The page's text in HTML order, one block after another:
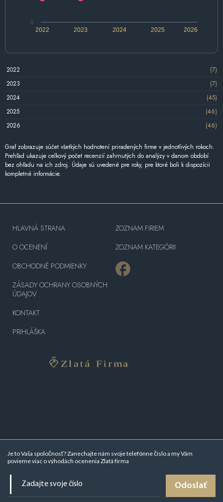
2022 2024 2026
2023 2025
0
2022
(7)
2023
(7)
2024
(45)
2025
(46)
2026
(46)
Graf zobrazuje súčet všetkých hodnotení priradených firme v jednotlivých rokoch.
Prehľad ukazuje celkový počet recenzií zahrnutých do analýzy v danom období
bez ohľadu na ich zdroj. Údaje sú uvedené pre roky, pre ktoré boli k dispozícii
kompletné informácie.
Je to Vaša spoločnosť? Zanechajte nám svoje telefónne číslo a my Vám
povieme viac ovýhodách ocenenia Zlatá firma
Odoslať
HLAVNÁ STRANA
O OCENENÍ
OBCHODNÉ PODMIENKY
ZÁSADY OCHRANY OSOBNÝCH
ÚDAJOV
KONTAKT
PRIHLÁŠKA
ZOZNAM FIRIEM
ZOZNAM KATEGÓRII